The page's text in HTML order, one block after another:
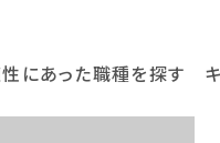
にあった職種を探す